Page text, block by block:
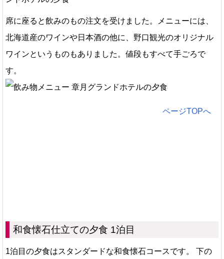
席に座ると飲みのもの注文を受けました。メニューには、
北海道産のワインや日本酒の他に、野口観光のオリジナル
ワインというものもありました。値段もすべて手ごろで
す。
ページTOPへ
和食懐石仕立ての夕食 1泊目
1泊目の夕食はスタンダードな和食懐石コースです。 下の